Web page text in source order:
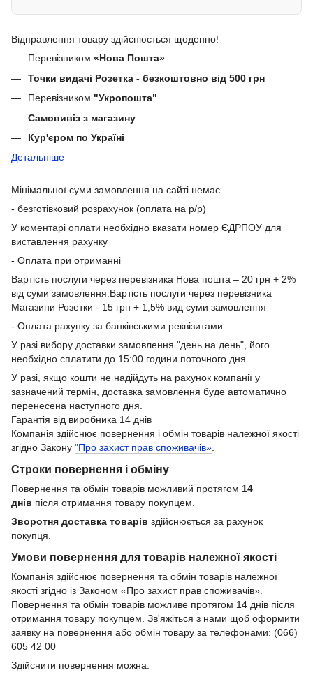
Відправлення товару здійснюється щоденно!
Перевізником «Нова Пошта»
Точки видачі Розетка - безкоштовно від 500 грн
Перевізником "Укропошта"
Самовивіз з магазину
Кур'єром по Україні
Детальніше
Мінімальної суми замовлення на сайті немає.
- безготівковий розрахунок (оплата на р/р)
У коментарі оплати необхідно вказати номер ЄДРПОУ для
виставлення рахунку
- Оплата при отриманні
Вартість послуги через перевізника Нова пошта – 20 грн + 2%
від суми замовлення.Вартість послуги через перевізника
Магазини Розетки - 15 грн + 1,5% вид суми замовлення
- Оплата рахунку за банківськими реквізитами:
У разі вибору доставки замовлення "день на день", його
необхідно сплатити до 15:00 години поточного дня.
У разі, якщо кошти не надійдуть на рахунок компанії у
зазначений термін, доставка замовлення буде автоматично
перенесена наступного дня.
Гарантія від виробника 14 днів
Компанія здійснює повернення і обмін товарів належної якості
згідно Закону "Про захист прав споживачів».
Строки повернення і обміну
Повернення та обмін товарів можливий протягом 14
днів після отримання товару покупцем.
Зворотня доставка товарів здійснюється за рахунок
покупця.
Умови повернення для товарів належної якості
Компанія здійснює повернення та обмін товарів належної
якості згідно із Законом «Про захист прав споживачів».
Повернення та обмін товарів можливе протягом 14 днів після
отримання товару покупцем. Зв'яжіться з нами щоб оформити
заявку на повернення або обмін товару за телефонами: (066)
605 42 00
Здійснити повернення можна: